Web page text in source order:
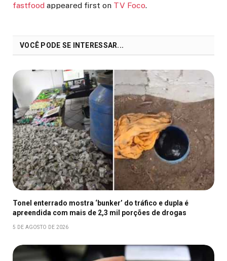
fastfood appeared first on TV Foco.
VOCÊ PODE SE INTERESSAR...
Tonel enterrado mostra ‘bunker’ do tráfico e dupla é
apreendida com mais de 2,3 mil porções de drogas
5 DE AGOSTO DE 2026